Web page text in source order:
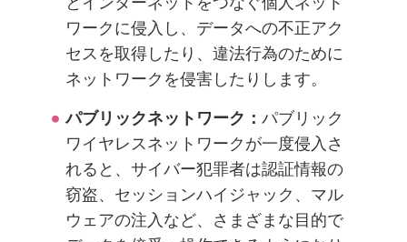
ワークに侵入し、データへの不正アク
セスを取得したり、違法行為のために
ネットワークを侵害したりします。
パブリックネットワーク：パブリック
ワイヤレスネットワークが一度侵入さ
れると、サイバー犯罪者は認証情報の
窃盗、セッションハイジャック、マル
ウェアの注入など、さまざまな目的で